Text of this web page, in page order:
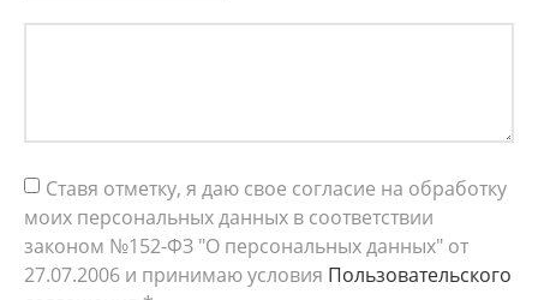
Ставя отметку, я даю свое согласие на обработку
моих персональных данных в соответствии
законом №152-ФЗ "О персональных данных" от
27.07.2006 и принимаю условия Пользовательского